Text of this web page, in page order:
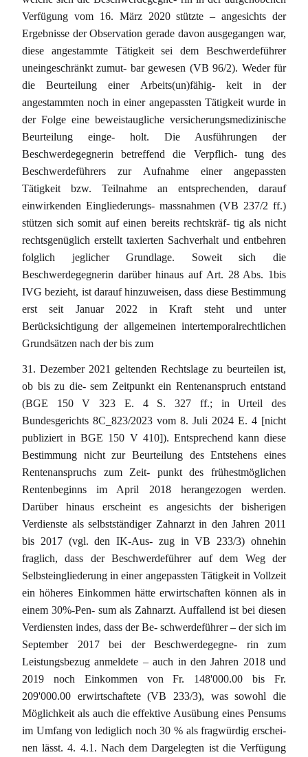
Verfügung vom 16. März 2020 stützte – angesichts der
Ergebnisse der Observation gerade davon ausgegangen war,
diese angestammte Tätigkeit sei dem Beschwerdeführer
uneingeschränkt zumut- bar gewesen (VB 96/2). Weder für
die Beurteilung einer Arbeits(un)fähig- keit in der
angestammten noch in einer angepassten Tätigkeit wurde in
der Folge eine beweistaugliche versicherungsmedizinische
Beurteilung einge- holt. Die Ausführungen der
Beschwerdegegnerin betreffend die Verpflich- tung des
Beschwerdeführers zur Aufnahme einer angepassten
Tätigkeit bzw. Teilnahme an entsprechenden, darauf
einwirkenden Eingliederungs- massnahmen (VB 237/2 ff.)
stützen sich somit auf einen bereits rechtskräf- tig als nicht
rechtsgenüglich erstellt taxierten Sachverhalt und entbehren
folglich jeglicher Grundlage. Soweit sich die
Beschwerdegegnerin darüber hinaus auf Art. 28 Abs. 1bis
IVG bezieht, ist darauf hinzuweisen, dass diese Bestimmung
erst seit Januar 2022 in Kraft steht und unter
Berücksichtigung der allgemeinen intertemporalrechtlichen
Grundsätzen nach der bis zum
31. Dezember 2021 geltenden Rechtslage zu beurteilen ist,
ob bis zu die- sem Zeitpunkt ein Rentenanspruch entstand
(BGE 150 V 323 E. 4 S. 327 ff.; in Urteil des
Bundesgerichts 8C_823/2023 vom 8. Juli 2024 E. 4 [nicht
publiziert in BGE 150 V 410]). Entsprechend kann diese
Bestimmung nicht zur Beurteilung des Entstehens eines
Rentenanspruchs zum Zeit- punkt des frühestmöglichen
Rentenbeginns im April 2018 herangezogen werden.
Darüber hinaus erscheint es angesichts der bisherigen
Verdienste als selbstständiger Zahnarzt in den Jahren 2011
bis 2017 (vgl. den IK-Aus- zug in VB 233/3) ohnehin
fraglich, dass der Beschwerdeführer auf dem Weg der
Selbsteingliederung in einer angepassten Tätigkeit in Vollzeit
ein höheres Einkommen hätte erwirtschaften können als in
einem 30%-Pen- sum als Zahnarzt. Auffallend ist bei diesen
Verdiensten indes, dass der Be- schwerdeführer – der sich im
September 2017 bei der Beschwerdegegne- rin zum
Leistungsbezug anmeldete – auch in den Jahren 2018 und
2019 noch Einkommen von Fr. 148'000.00 bis Fr.
209'000.00 erwirtschaftete (VB 233/3), was sowohl die
Möglichkeit als auch die effektive Ausübung eines Pensums
im Umfang von lediglich noch 30 % als fragwürdig erschei-
nen lässt. 4. 4.1. Nach dem Dargelegten ist die Verfügung